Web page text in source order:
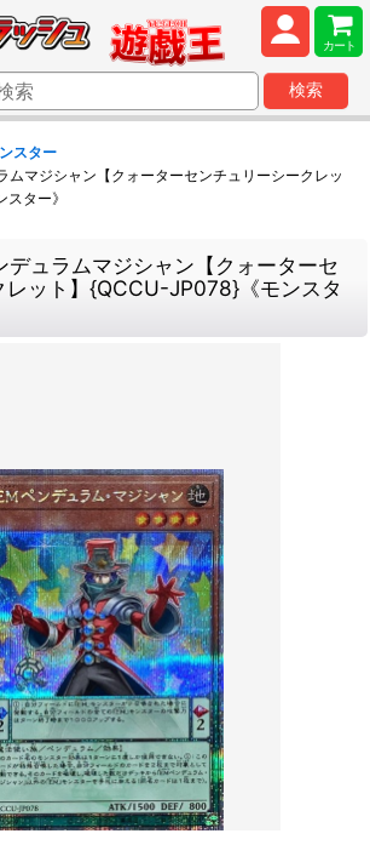
カート
検索
スター
ムマジシャン【クォーターセンチュリーシークレッ
ター》
デュラムマジシャン【クォーターセ
レット】{QCCU-JP078}《モンスタ